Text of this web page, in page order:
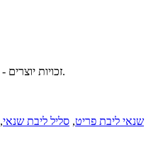
© זכויות יוצרים - 2010-2023 : כל הזכויות שמורות.
שנאי ליבת פריט, סליל ליבת שנאי,